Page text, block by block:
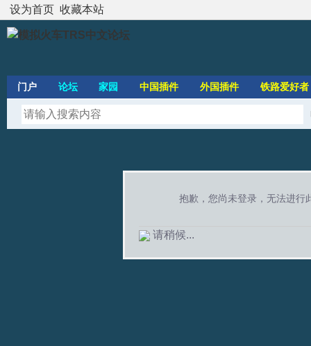
设为首页 收藏本站
门户 论坛 家园 中国插件 外国插件 铁路爱好者
抱歉，您尚未登录，无法进行
请稍候...